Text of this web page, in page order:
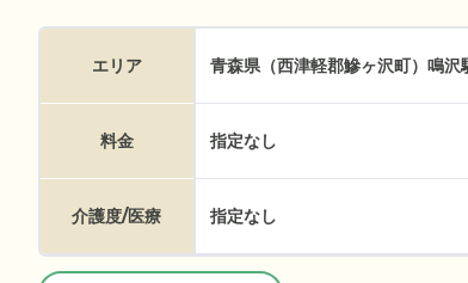
エリア 青森県（西津軽郡鰺ヶ沢町） 鳴沢
料金 指定なし
介護度/医療 指定なし